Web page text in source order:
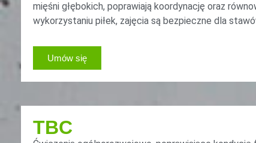
mięśni głębokich, poprawiają koordynację oraz
wykorzystaniu piłek, zajęcia są bezpieczne dla
Umów się
TBC